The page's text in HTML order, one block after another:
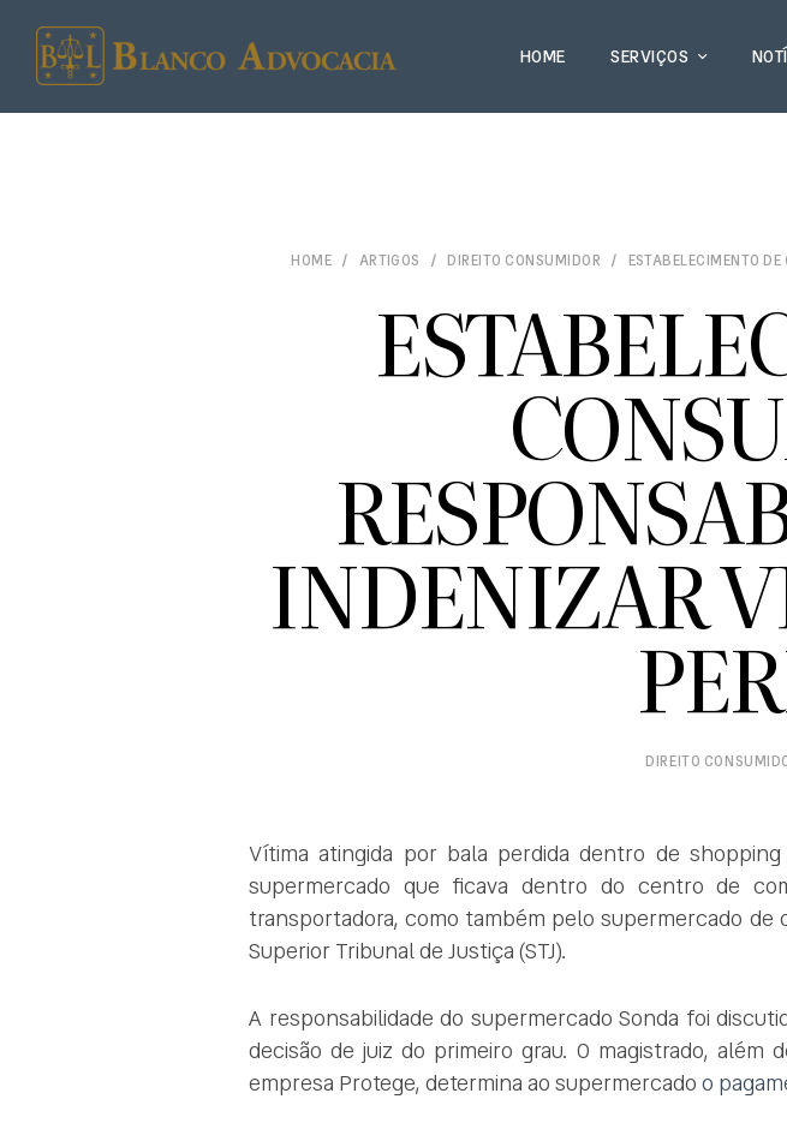
HOME SERVIÇOS
HOME ARTIGOS DIREITO CONSUMIDOR ESTABELECIMENTO
INDENIZAR
DIREITO
Vítima atingida por bala perdida dentro de
supermercado que ficava dentro do centro de
transportadora, como também pelo supermercado de
Superior Tribunal de Justiça (STJ).
A responsabilidade do supermercado Sonda foi
decisão de juiz do primeiro grau. O magistrado,
empresa Protege, determina ao supermercadoo